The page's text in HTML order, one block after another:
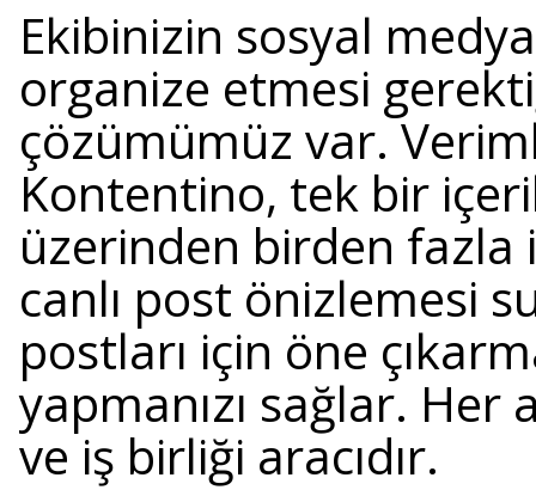
Ekibinizin sosyal
organize etmesi
çözümümüz var.
Kontentino, tek bir
üzerinden birden
canlı post önizlemesi
postları için öne
yapmanızı sağlar.
ve iş birliği aracıdır.